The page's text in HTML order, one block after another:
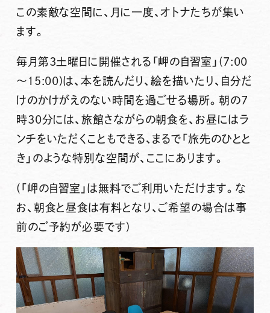
この素敵な空間に、月に一度、オトナたちが集い
ます。
毎月第3土曜日 に開催される 「岬の自習室」 (7:00
～15:00)は、本を読んだり、絵を描いたり、自分だ
けのかけがえのない時間を過ごせる場所。朝の7
時30分には、旅館さながらの朝食を、お昼にはラ
ンチをいただくこともできる、まるで「旅先のひとと
き」のような特別な空間が、ここにあります。
(「岬の自習室」は無料でご利用いただけます。な
お、朝食と昼食は有料となり、ご希望の場合は事
前のご予約が必要です)